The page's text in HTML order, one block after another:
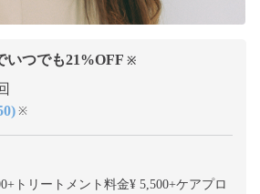
いつでも21%OFF ※
※
+ トリートメント料金¥ 5,500+ケアプロ